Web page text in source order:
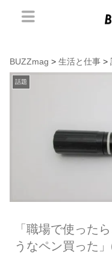
BUZZmag > 生活と仕事 >
話題
「職場で使った
うなペン買った